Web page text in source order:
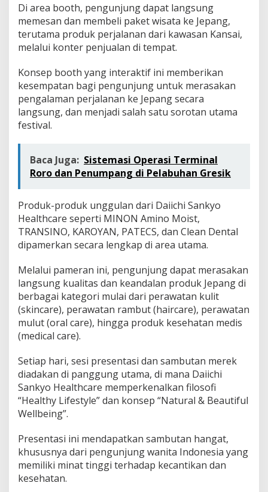
Di area booth, pengunjung dapat langsung
memesan dan membeli paket wisata ke Jepang,
terutama produk perjalanan dari kawasan Kansai,
melalui konter penjualan di tempat.
Konsep booth yang interaktif ini memberikan
kesempatan bagi pengunjung untuk merasakan
pengalaman perjalanan ke Jepang secara
langsung, dan menjadi salah satu sorotan utama
festival.
Baca Juga: Sistemasi Operasi Terminal
Roro dan Penumpang di Pelabuhan Gresik
Produk-produk unggulan dari Daiichi Sankyo
Healthcare seperti MINON Amino Moist,
TRANSINO, KAROYAN, PATECS, dan Clean Dental
dipamerkan secara lengkap di area utama.
Melalui pameran ini, pengunjung dapat merasakan
langsung kualitas dan keandalan produk Jepang di
berbagai kategori mulai dari perawatan kulit
(skincare), perawatan rambut (haircare), perawatan
mulut (oral care), hingga produk kesehatan medis
(medical care).
Setiap hari, sesi presentasi dan sambutan merek
diadakan di panggung utama, di mana Daiichi
Sankyo Healthcare memperkenalkan filosofi
“Healthy Lifestyle” dan konsep “Natural & Beautiful
Wellbeing”.
Presentasi ini mendapatkan sambutan hangat,
khususnya dari pengunjung wanita Indonesia yang
memiliki minat tinggi terhadap kecantikan dan
kesehatan.